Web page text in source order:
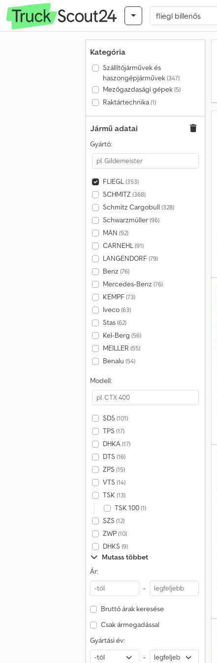
Kategória
Szállítójárművek és
haszongépjárművek(347)
Mezőgazdasági gépek(5)
Raktártechnika(1)
Jármű adatai
Gyártó:
FLIEGL(353)
SCHMITZ(368)
Schmitz Cargobull (328)
Schwarzmüller(96)
MAN (92)
CARNEHL(91)
LANGENDORF (79)
Benz (76)
Mercedes-Benz (76)
KEMPF (73)
Iveco(63)
Stas(62)
Kel-Berg (56)
MEILLER (55)
Benalu (54)
Modell:
SDS (101)
TPS (17)
DHKA(17)
DTS (16)
ZPS (15)
VTS (14)
TSK (13)
TSK 100(1)
SZS (12)
ZWP(10)
DHKS (9)
Mutass többet
Ár:
-
Bruttó árak keresése
Csak ármegadással
Gyártási év:
-